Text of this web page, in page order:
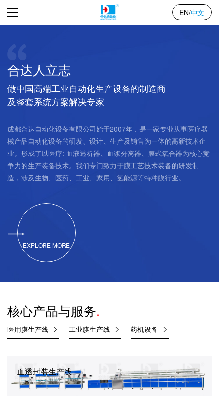
EN/中文
专注于中空纤维膜纺丝及膜产品封装
生产线
合达人立志
做中国高端工业自动化生产设备的制造商
及整套系统方案解决专家
成都合达自动化设备有限公司始于2007年，是一家专业从事医疗器
械产品自动化设备的研发、设计、生产及销售为一体的高新技术企
业。形成了以医疗: 血液透析器、血浆分离器、膜式氧合器为核心竞
争力的生产装备技术。我们专门致力于膜工艺技术装备的研发制
造，涉及生物、医药、工业、家用、氢能源等特种膜行业。
EXPLORE MORE
核心产品与服务.
医用膜生产线 工业膜生产线 药机设备
血透封装生产线